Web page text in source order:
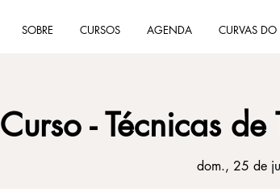
SOBRE CURSOS AGENDA CURVAS DO
Curso - Técnicas
dom., 25 de